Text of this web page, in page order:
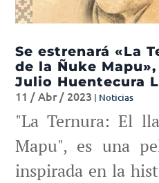
Se estrenará «La
de la Ñuke
Julio Huentecura
11 / Abr / 2023 | Noticias
"La Ternura: El
Mapu", es una
inspirada en la